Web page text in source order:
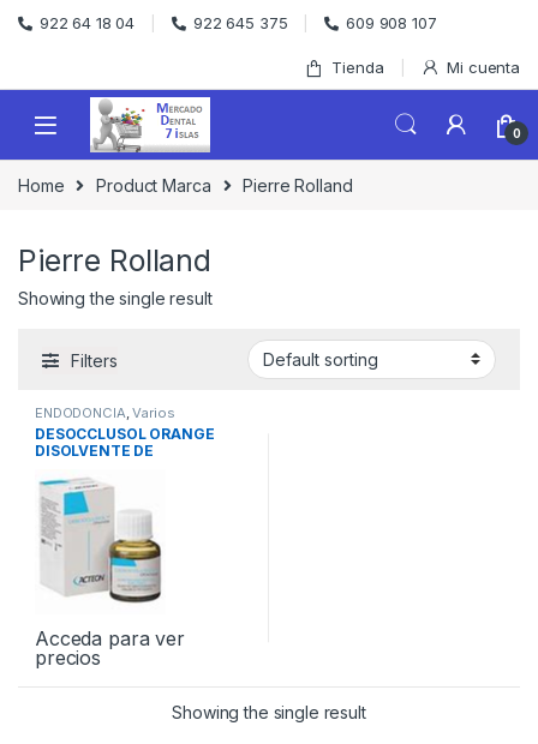
Skip to navigation
Skip to content
922 64 18 04 922 645 375 609 908 107
Tienda Mi cuenta
0
Home Product Marca Pierre Rolland
Pierre Rolland
Showing the single result
Filters
ENDODONCIA ,Varios
Endodoncia
DESOCCLUSOL ORANGE
DISOLVENTE DE
Acceda para ver
precios
Showing the single result